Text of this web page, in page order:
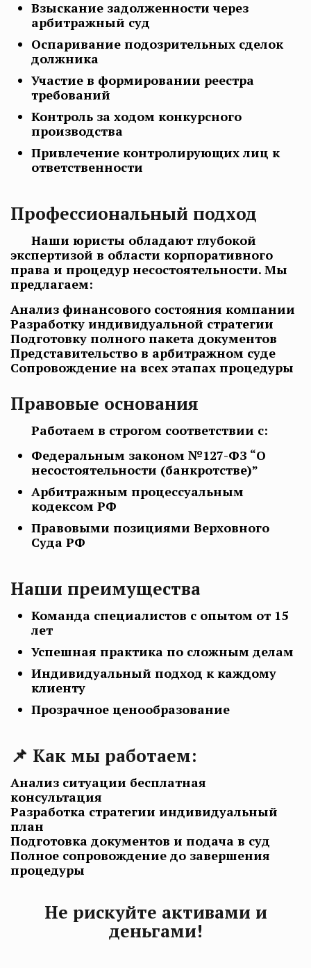
Взыскание задолженности через
арбитражный суд
Оспаривание подозрительных сделок
должника
Участие в формировании реестра
требований
Контроль за ходом конкурсного
производства
Привлечение контролирующих лиц к
ответственности
Профессиональный подход
Наши юристы обладают глубокой
экспертизой в области корпоративного
права и процедур несостоятельности. Мы
предлагаем:
Анализ финансового состояния компании
Разработку индивидуальной стратегии
Подготовку полного пакета документов
Представительство в арбитражном суде
Сопровождение на всех этапах процедуры
Правовые основания
Работаем в строгом соответствии с:
Федеральным законом №127-ФЗ “О
несостоятельности (банкротстве)”
Арбитражным процессуальным
кодексом РФ
Правовыми позициями Верховного
Суда РФ
Наши преимущества
Команда специалистов с опытом от 15
лет
Успешная практика по сложным делам
Индивидуальный подход к каждому
клиенту
Прозрачное ценообразование
📌 Как мы работаем:
Анализ ситуации бесплатная
консультация
Разработка стратегии индивидуальный
план
Подготовка документов и подача в суд
Полное сопровождение до завершения
процедуры
Не рискуйте активами и
деньгами!